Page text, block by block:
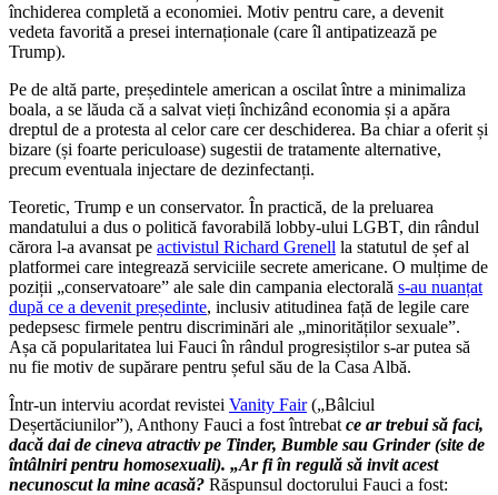
închiderea completă a economiei. Motiv pentru care, a devenit
vedeta favorită a presei internaționale (care îl antipatizează pe
Trump).
Pe de altă parte, președintele american a oscilat între a minimaliza
boala, a se lăuda că a salvat vieți închizând economia și a apăra
dreptul de a protesta al celor care cer deschiderea. Ba chiar a oferit și
bizare (și foarte periculoase) sugestii de tratamente alternative,
precum eventuala injectare de dezinfectanți.
Teoretic, Trump e un conservator. În practică, de la preluarea
mandatului a dus o politică favorabilă lobby-ului LGBT, din rândul
cărora l-a avansat pe activistul Richard Grenell la statutul de șef al
platformei care integrează serviciile secrete americane. O mulțime de
poziții „conservatoare” ale sale din campania electorală s-au nuanțat
după ce a devenit președinte, inclusiv atitudinea față de legile care
pedepsesc firmele pentru discriminări ale „minorităților sexuale”.
Așa că popularitatea lui Fauci în rândul progresiștilor s-ar putea să
nu fie motiv de supărare pentru șeful său de la Casa Albă.
Într-un interviu acordat revistei Vanity Fair(„Bâlciul
Deșertăciunilor”), Anthony Fauci a fost întrebat ce ar trebui să faci,
dacă dai de cineva atractiv pe Tinder, Bumble sau Grinder (site de
întâlniri pentru homosexuali). „Ar fi în regulă să invit acest
necunoscut la mine acasă? Răspunsul doctorului Fauci a fost: